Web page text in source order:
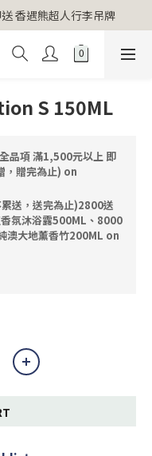
香遇熊超人行李吊牌
香遇熊超人行李吊牌
元 特價680元
香遇熊超人行李吊牌
S 150ML
品項 滿1,500元以上 即
，贈完為止) on
送，送完為止)2800送
氛沐浴露500ML、8000
澳大地薰香竹200ML on